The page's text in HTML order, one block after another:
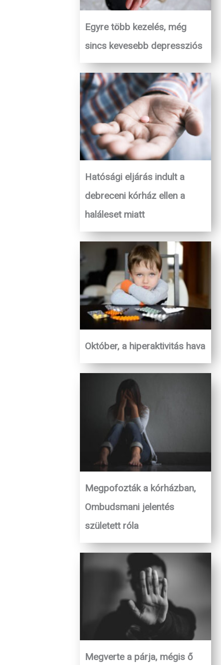
Egyre több kezelés, még
sincs kevesebb depressziós
Hatósági eljárás indult a
debreceni kórház ellen a
haláleset miatt
Október, a hiperaktivitás hava
Megpofozták a kórházban,
Ombudsmani jelentés
született róla
Megverte a párja, mégis ő